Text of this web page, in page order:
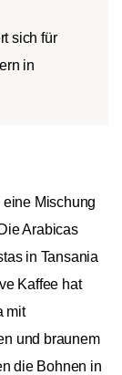
sich für
in
Mischung
Arabicas
in Tansania
Kaffee hat
mit
und braunem
die Bohnen in